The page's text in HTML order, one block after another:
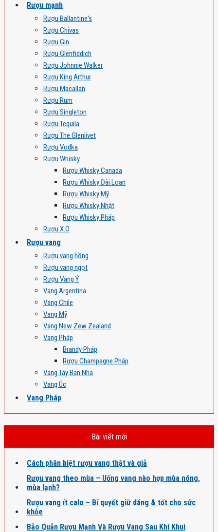
Rượu mạnh
Rượu Ballantine's
Rượu Chivas
Rượu Gin
Rượu Glenfiddich
Rượu Johnnie Walker
Rượu King Arthur
Rượu Macallan
Rượu Rum
Rượu Singleton
Rượu Tequila
Rượu The Glenlivet
Rượu Vodka
Rượu Whisky
Rượu Whisky Canada
Rượu Whisky Đài Loan
Rượu Whisky Mỹ
Rượu Whisky Nhật
Rượu Whisky Pháp
Rượu X.O
Rượu vang
Rượu vang hồng
Rượu vang ngọt
Rượu Vang Ý
Vang Argentina
Vang Chile
Vang Mỹ
Vang New Zew Zealand
Vang Pháp
Brandy Pháp
Rượu Champagne Pháp
Vang Tây Ban Nha
Vang Úc
Vang Pháp
Bài viết mới
Cách phân biệt rượu vang thật và giả
Rượu vang theo mùa – Uống vang nào hợp mùa nóng,
mùa lạnh?
Rượu vang ít calo – Bí quyết giữ dáng & tốt cho sức
khỏe
Bảo Quản Rượu Mạnh Và Rượu Vang Sau Khi Khui